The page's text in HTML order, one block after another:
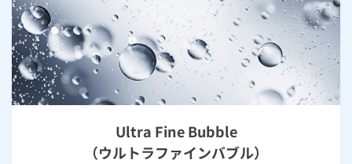
Ultra Fine Bubble
（ウルトラファインバブル）